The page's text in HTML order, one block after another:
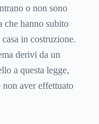
o non sono
che hanno subito
in costruzione.
derivi da un
a questa legge,
non aver effettuato